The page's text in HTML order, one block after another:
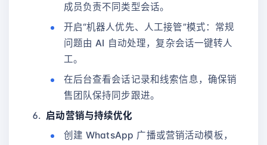
成员负责不同类型会话。
开启“机器人优先、人工接管”模式：常规
问题由 AI 自动处理，复杂会话一键转人
工。
在后台查看会话记录和线索信息，确保销
售团队保持同步跟进。
启动营销与持续优化
创建 WhatsApp 广播或营销活动模板，